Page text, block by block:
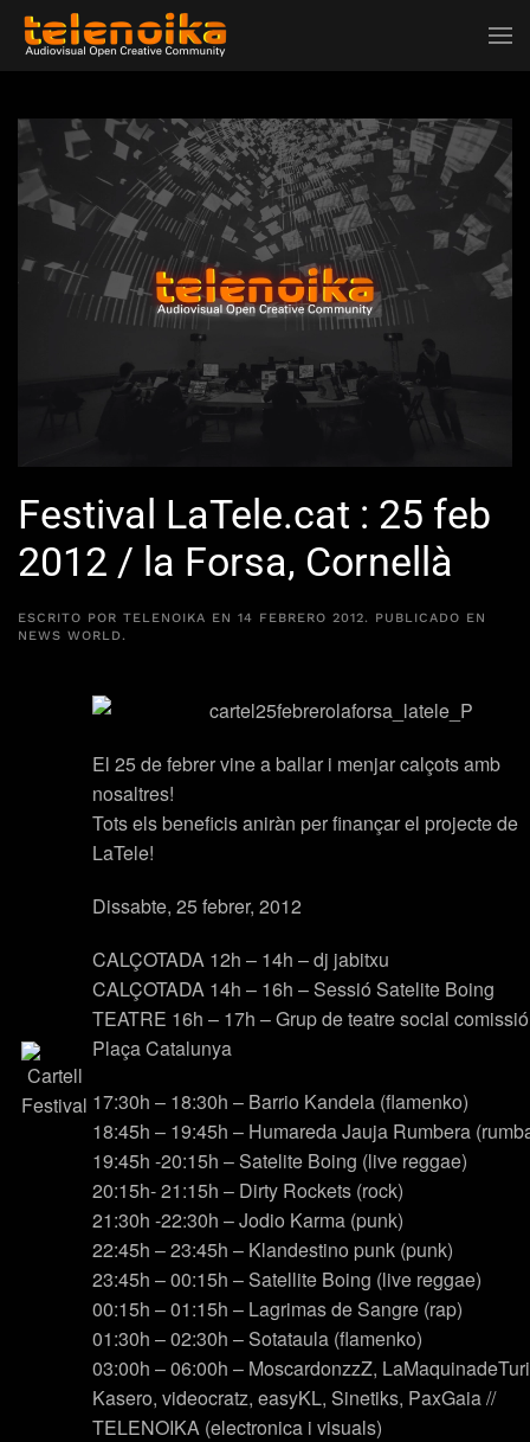
Ir al contenido principal
Festival LaTele.cat : 25 feb
2012 / la Forsa, Cornellà
ESCRITO POR TELENOIKA EN 14 FEBRERO 2012. PUBLICADO EN
NEWS WORLD.
El 25 de febrer vine a ballar i menjar calçots amb
nosaltres!
Tots els beneficis aniràn per finançar el projecte de
LaTele!
Dissabte, 25 febrer, 2012
CALÇOTADA 12h – 14h – dj jabitxu
CALÇOTADA 14h – 16h – Sessió Satelite Boing
TEATRE 16h – 17h – Grup de teatre social comissió
Plaça Catalunya
17:30h – 18:30h – Barrio Kandela (flamenko)
18:45h – 19:45h – Humareda Jauja Rumbera
19:45h -20:15h – Satelite Boing (live reggae)
20:15h- 21:15h – Dirty Rockets (rock)
21:30h -22:30h –Jodio Karma (punk)
22:45h – 23:45h – Klandestino punk (punk)
23:45h – 00:15h – Satellite Boing (live reggae)
00:15h – 01:15h – Lagrimas de Sangre (rap)
01:30h – 02:30h – Sotataula (flamenko)
03:00h – 06:00h – MoscardonzzZ,
Kasero, videocratz, easyKL, Sinetiks, PaxGaia //
TELENOIKA (electronica i visuals)